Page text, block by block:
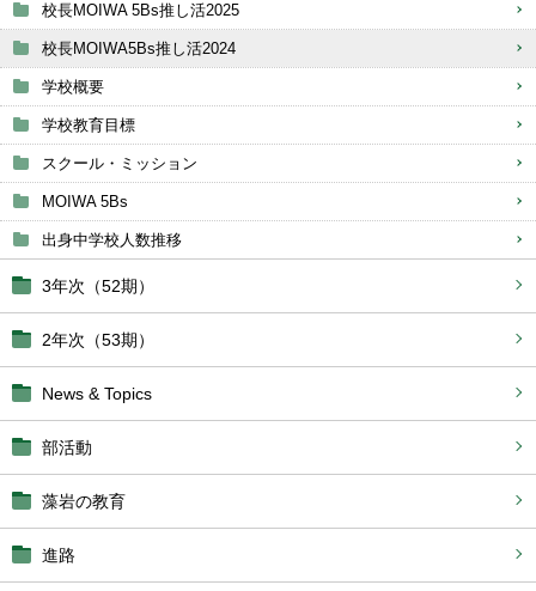
校長MOIWA 5Bs推し活2025
校長MOIWA5Bs推し活2024
学校概要
学校教育目標
スクール・ミッション
MOIWA 5Bs
出身中学校人数推移
3年次（52期）
2年次（53期）
News & Topics
部活動
藻岩の教育
進路